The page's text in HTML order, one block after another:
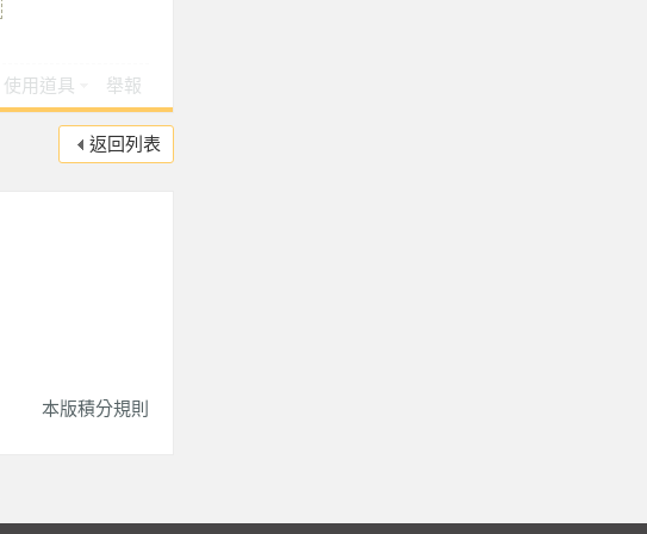
使用道具 舉報
返回列表
本版積分規則